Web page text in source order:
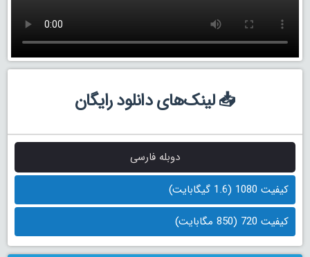
📥 لینک‌های دانلود رایگان
دوبله فارسی
کیفیت 1080 (1.6 گیگابایت)
کیفیت 720 (850 مگابایت)